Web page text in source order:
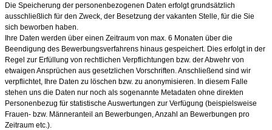
Die Speicherung der personenbezogenen Daten erfolgt grundsätzlich
ausschließlich für den Zweck, der Besetzung der vakanten Stelle, für die Sie
sich beworben haben.
Ihre Daten werden über einen Zeitraum von max. 6 Monaten über die
Beendigung des Bewerbungsverfahrens hinaus gespeichert. Dies erfolgt in der
Regel zur Erfüllung von rechtlichen Verpflichtungen bzw. der Abwehr von
etwaigen Ansprüchen aus gesetzlichen Vorschriften. Anschließend sind wir
verpflichtet, Ihre Daten zu löschen bzw. zu anonymisieren. In diesem Falle
stehen uns die Daten nur noch als sogenannte Metadaten ohne direkten
Personenbezug für statistische Auswertungen zur Verfügung (beispielsweise
Frauen- bzw. Männeranteil an Bewerbungen, Anzahl an Bewerbungen pro
Zeitraum etc.).